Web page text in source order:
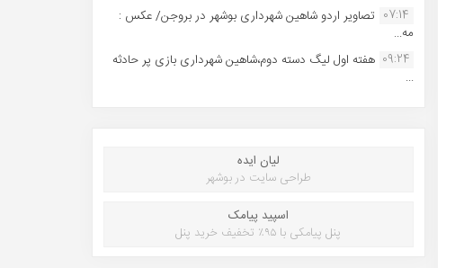
07:14 تصاویر اردو شاهین شهرداری بوشهر در بروجن/ عکس :
مه...
09:24 هفته اول لیگ دسته دوم،شاهین شهرداری بازی پر حادثه
...
لیان ایده
طراحی سایت در بوشهر
اسپید پیامک
پنل پیامکی با ۹۵٪ تخفیف خرید پنل